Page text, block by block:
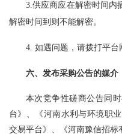
3.供应商应在解密时间内
解密时间到则不能解密。
4. 如遇问题，请拨打平台
六、发布采购公告的媒介
本次竞争性磋商公告同
台》、 《河南水利与环境职
交易平台》 、《河南豫信招标